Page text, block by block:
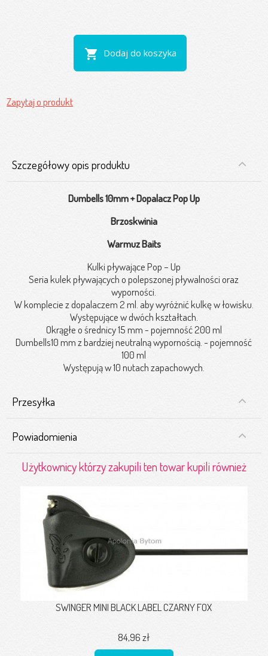
shopping_cart Dodaj do koszyka
Zapytaj o produkt
Szczegółowy opis produktu
Dumbells 10mm + Dopalacz Pop Up
Brzoskwinia
Warmuz Baits
Kulki pływające Pop – Up
Seria kulek pływających o polepszonej pływalności oraz
wyporności.
W komplecie z dopalaczem 2 ml. aby wyróżnić kulkę w łowisku.
Występujące w dwóch kształtach.
Okrągłe o średnicy 15 mm - pojemność 200 ml
Dumbells10 mm z bardziej neutralną wypornością. - pojemność
100 ml
Występują w 10 nutach zapachowych.
Przesyłka
Powiadomienia
Użytkownicy którzy zakupili ten towar kupili również
SWINGER MINI BLACK LABEL CZARNY FOX
84,96 zł